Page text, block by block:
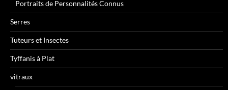
Portraits de Personnalités Connus
Serres
Tuteurs et Insectes
Tyffanis à Plat
vitraux